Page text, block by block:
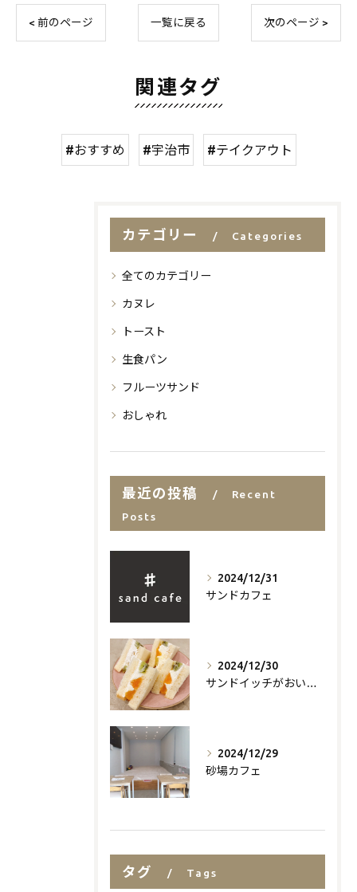
< 前のページ 一覧に戻る 次のページ >
関連タグ
#おすすめ #宇治市 #テイクアウト
カテゴリー Categories
全てのカテゴリー
カヌレ
トースト
生食パン
フルーツサンド
おしゃれ
最近の投稿
Recent
Posts
2024/12/31
サンドカフェ
2024/12/30
サンドイッチがおいしいお店
2024/12/29
砂場カフェ
タグ Tags